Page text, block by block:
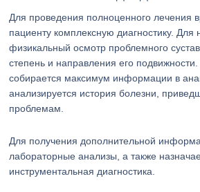
Для проведения полноценного лечения
пациенту комплексную диагностику. Для
физикальный осмотр проблемного
степень и направления его
собирается максимум информации в
анализируется история болезни,
проблемам.
Для получения дополнительной
лабораторные анализы, а также
инструментальная диагностика.